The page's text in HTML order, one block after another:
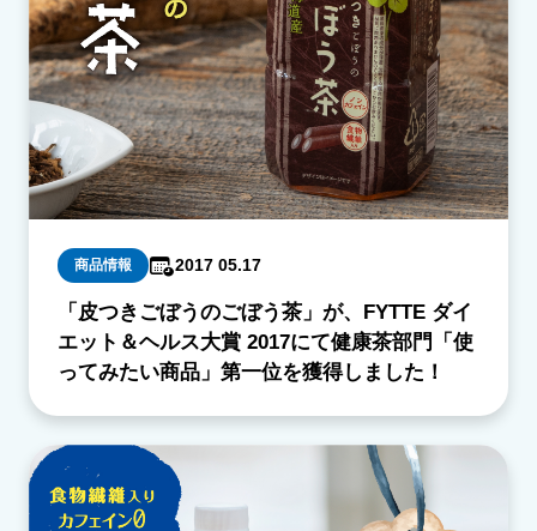
商品情報 2017 05.17
「皮つきごぼうのごぼう茶」が、FYTTE ダイ
エット＆ヘルス大賞 2017にて健康茶部門「使
ってみたい商品」第一位を獲得しました！